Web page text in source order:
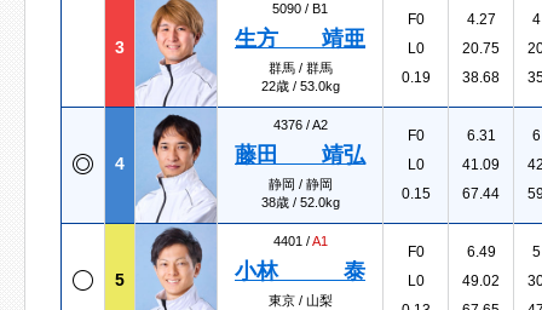
3
5090 / B1
生方 靖亜
群馬 / 群馬
22歳 / 53.0kg
F0
L0
0.19
4.27
20.75
38.68
4
4376 /A2
藤田 靖弘
静岡 / 静岡
38歳 / 52.0kg
F0
L0
0.15
6.31
41.09
67.44
5
4401 /A1
小林 泰
東京 / 山梨
F0
L0
6.49
49.02